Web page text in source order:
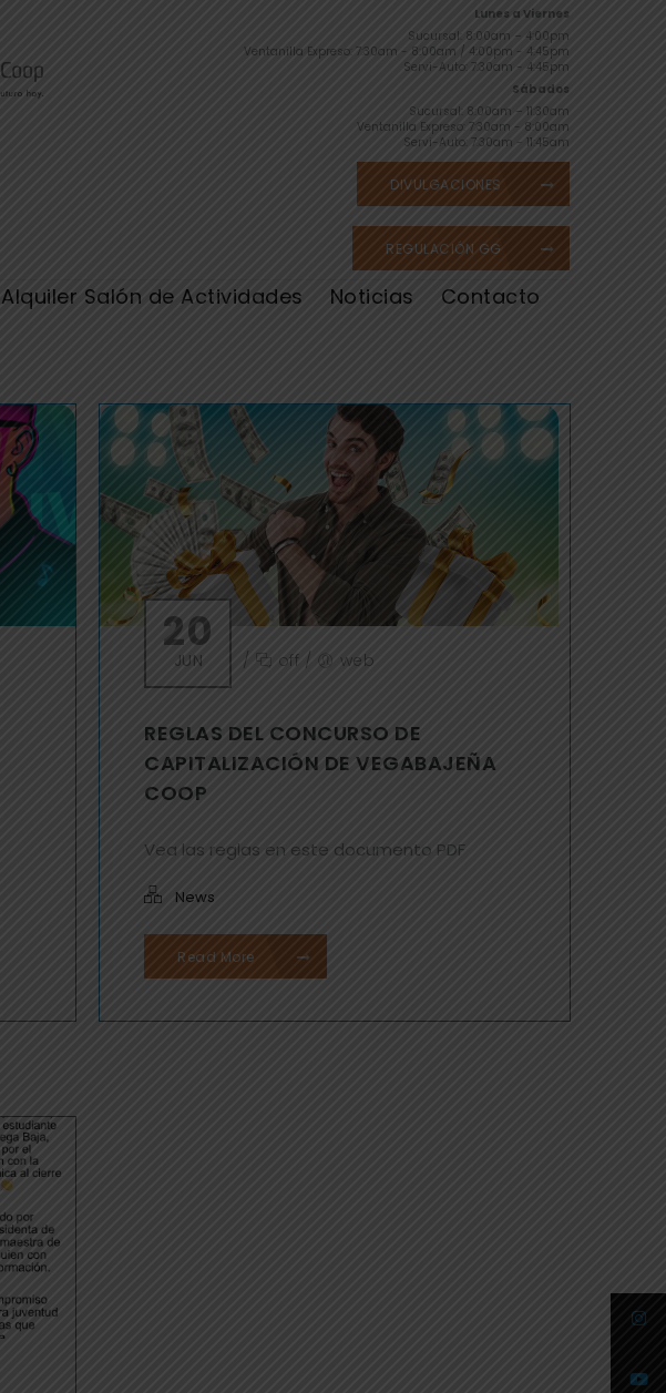
Lunes a Viernes
Sucursal: 8:00am – 4:00pm
Ventanilla Expreso: 7:30am - 8:00am / 4:00pm - 4:45pm
Servi-Auto: 7:30am - 4:45pm
Sábados
Sucursal: 8:00am – 11:30am
Ventanilla Expreso: 7:30am - 8:00am
Servi-Auto: 7:30am - 11:45am
DIVULGACIONES
REGULACIÓN GG
Alquiler Salón de Actividades Noticias Contacto
20
JUN / off / web
REGLAS DEL CONCURSO DE
CAPITALIZACIÓN DE VEGABAJEÑA
COOP
Vea las reglas en este documento PDF
News
Read More